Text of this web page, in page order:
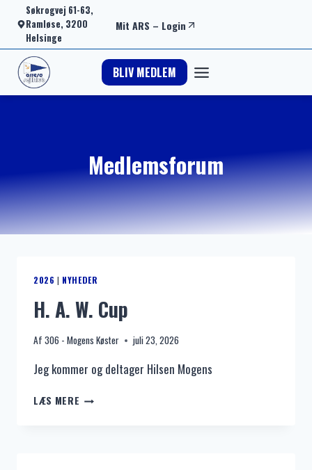
Fortsæt
indhold
Søkrogvej 61-63,
Ramløse, 3200
Helsinge
Mit ARS – Login
BLIV MEDLEM
Medlemsforum
2026 | NYHEDER
H. A. W. Cup
Af 306 - Mogens Køster juli 23, 2026
Jeg kommer og deltager Hilsen Mogens
LÆS MERE